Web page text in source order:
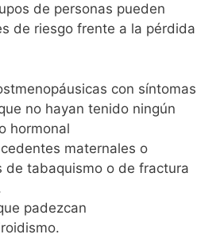
de personas pueden
de riesgo frente a la pérdida
con síntomas
no hayan tenido ningún
hormonal
maternales o
de tabaquismo o de fractura
padezcan